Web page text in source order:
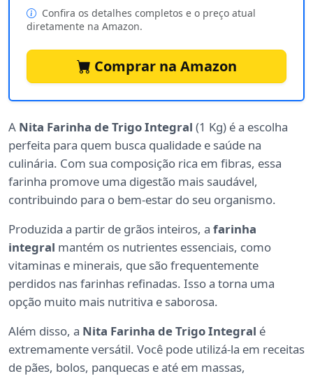
Confira os detalhes completos e o preço atual
diretamente na Amazon.
Comprar na Amazon
A Nita Farinha de Trigo Integral (1 Kg) é a escolha
perfeita para quem busca qualidade e saúde na
culinária. Com sua composição rica em fibras, essa
farinha promove uma digestão mais saudável,
contribuindo para o bem-estar do seu organismo.
Produzida a partir de grãos inteiros, a farinha
integral mantém os nutrientes essenciais, como
vitaminas e minerais, que são frequentemente
perdidos nas farinhas refinadas. Isso a torna uma
opção muito mais nutritiva e saborosa.
Além disso, a Nita Farinha de Trigo Integral é
extremamente versátil. Você pode utilizá-la em receitas
de pães, bolos, panquecas e até em massas,